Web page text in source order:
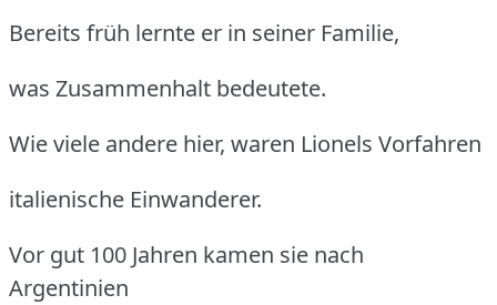
Bereits früh lernte er in seiner Familie,
was Zusammenhalt bedeutete.
Wie viele andere hier, waren Lionels Vorfahren
italienische Einwanderer.
Vor gut 100 Jahren kamen sie nach
Argentinien